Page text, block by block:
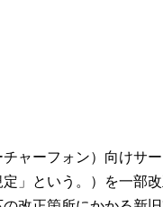
ャーフォン）向けサ
」という。）を一部改